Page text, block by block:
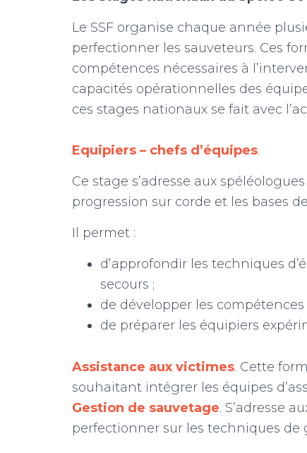
Le SSF organise chaque année
perfectionner les sauveteurs. Ces
compétences nécessaires à
capacités opérationnelles des
ces stages nationaux se fait avec
Equipiers – chefs d’équipes.
Ce stage s’adresse aux
progression sur corde et les bases
Il permet :
d’approfondir les techniques
secours ;
de développer les
de préparer les équipiers
Assistance aux victimes. Cette
souhaitant intégrer les équipes
Gestion de sauvetage. S’adresse
perfectionner sur les techniques de